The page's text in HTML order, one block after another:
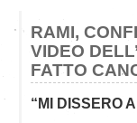
RAMI,
VIDEO
FATTO
“MI DISSERO